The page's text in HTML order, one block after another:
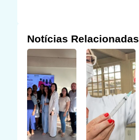
Notícias Relacionadas